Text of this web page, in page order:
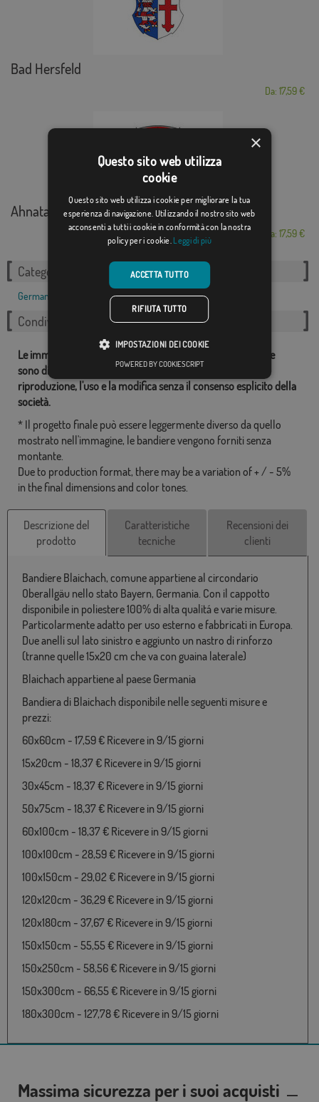
Bad Hersfeld
Da: 17,59 €
Ahnatal
Da: 17,59 €
Categorie correlate:
Germania
Condividi questo flag
Le immagini e altre risorse correlate con le nostre bandiere
sono di proprietà dei Comprarebandiere.it ed è vietata la
riproduzione, l'uso e la modifica senza il consenso esplicito della
società.
* Il progetto finale può essere leggermente diverso da quello
mostrato nell'immagine, le bandiere vengono forniti senza
montante.
Due to production format, there may be a variation of + / - 5%
in the final dimensions and color tones.
Descrizione del
prodotto
Caratteristiche
tecniche
Recensioni dei
clienti
Bandiere Blaichach, comune appartiene al circondario
Oberallgäu nello stato Bayern, Germania. Con il cappotto
disponibile in poliestere 100% di alta qualitá e varie misure.
Particolarmente adatto per uso esterno e fabbricati in Europa.
Due anelli sul lato sinistro e aggiunto un nastro di rinforzo
(tranne quelle 15x20 cm che va con guaina laterale)
Blaichach appartiene al paese Germania
Bandiera di Blaichach disponibile nelle seguenti misure e
prezzi:
60x60cm - 17,59 € Ricevere in 9/15 giorni
15x20cm - 18,37 € Ricevere in 9/15 giorni
30x45cm - 18,37 € Ricevere in 9/15 giorni
50x75cm - 18,37 € Ricevere in 9/15 giorni
60x100cm - 18,37 € Ricevere in 9/15 giorni
100x100cm - 28,59 € Ricevere in 9/15 giorni
100x150cm - 29,02 € Ricevere in 9/15 giorni
120x120cm - 36,29 € Ricevere in 9/15 giorni
120x180cm - 37,67 € Ricevere in 9/15 giorni
150x150cm - 55,55 € Ricevere in 9/15 giorni
150x250cm - 58,56 € Ricevere in 9/15 giorni
150x300cm - 66,55 € Ricevere in 9/15 giorni
180x300cm - 127,78 € Ricevere in 9/15 giorni
Massima sicurezza per i suoi acquisti
×
Questo sito web utilizza
cookie
Questo sito web utilizza i cookie per migliorare la tua
esperienza di navigazione. Utilizzando il nostro sito web
acconsenti a tutti i cookie in conformità con la nostra
policy per i cookie. Leggi di più
ACCETTA TUTTO
RIFIUTA TUTTO
IMPOSTAZIONI DEI COOKIE
POWERED BY COOKIESCRIPT